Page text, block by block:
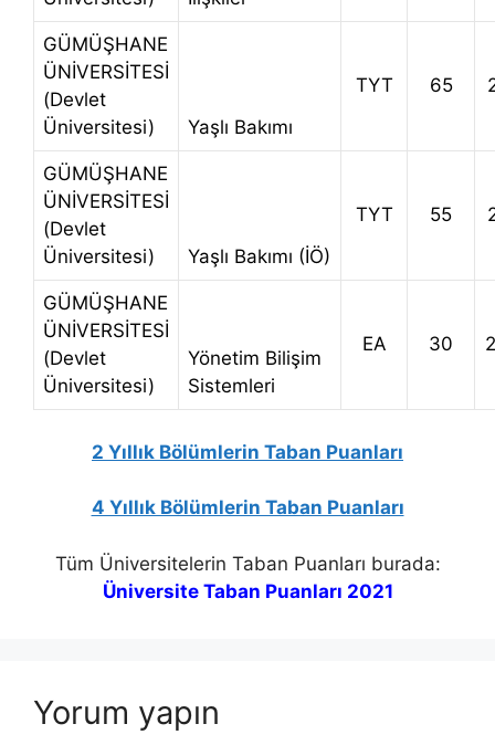
GÜMÜŞHANE
ÜNİVERSİTESİ
(Devlet
Üniversitesi)
Yaşlı Bakımı
TYT 65
GÜMÜŞHANE
ÜNİVERSİTESİ
(Devlet
Üniversitesi)
Yaşlı Bakımı (İÖ)
TYT 55
GÜMÜŞHANE
ÜNİVERSİTESİ
(Devlet
Üniversitesi)
Yönetim Bilişim
Sistemleri
EA 30
2 Yıllık Bölümlerin Taban Puanları
4 Yıllık Bölümlerin Taban Puanları
Tüm Üniversitelerin Taban Puanları burada:
Üniversite Taban Puanları 2021
Yorum yapın